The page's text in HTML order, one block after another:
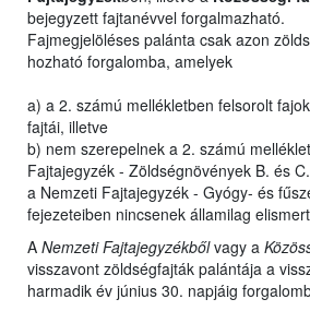
bejegyzett fajtanévvel forgalmazható.
Fajmegjelöléses palánta csak azon
hozható forgalomba, amelyek
a) a 2. számú mellékletben felsorolt
fajtái, illetve
b) nem szerepelnek a 2. számú
Fajtajegyzék - Zöldségnövények B. és
a Nemzeti Fajtajegyzék - Gyógy- és
fejezeteiben nincsenek államilag
A Nemzeti Fajtajegyzékbőlvagy a
visszavont zöldségfajták palántája a
harmadik év június 30. napjáig